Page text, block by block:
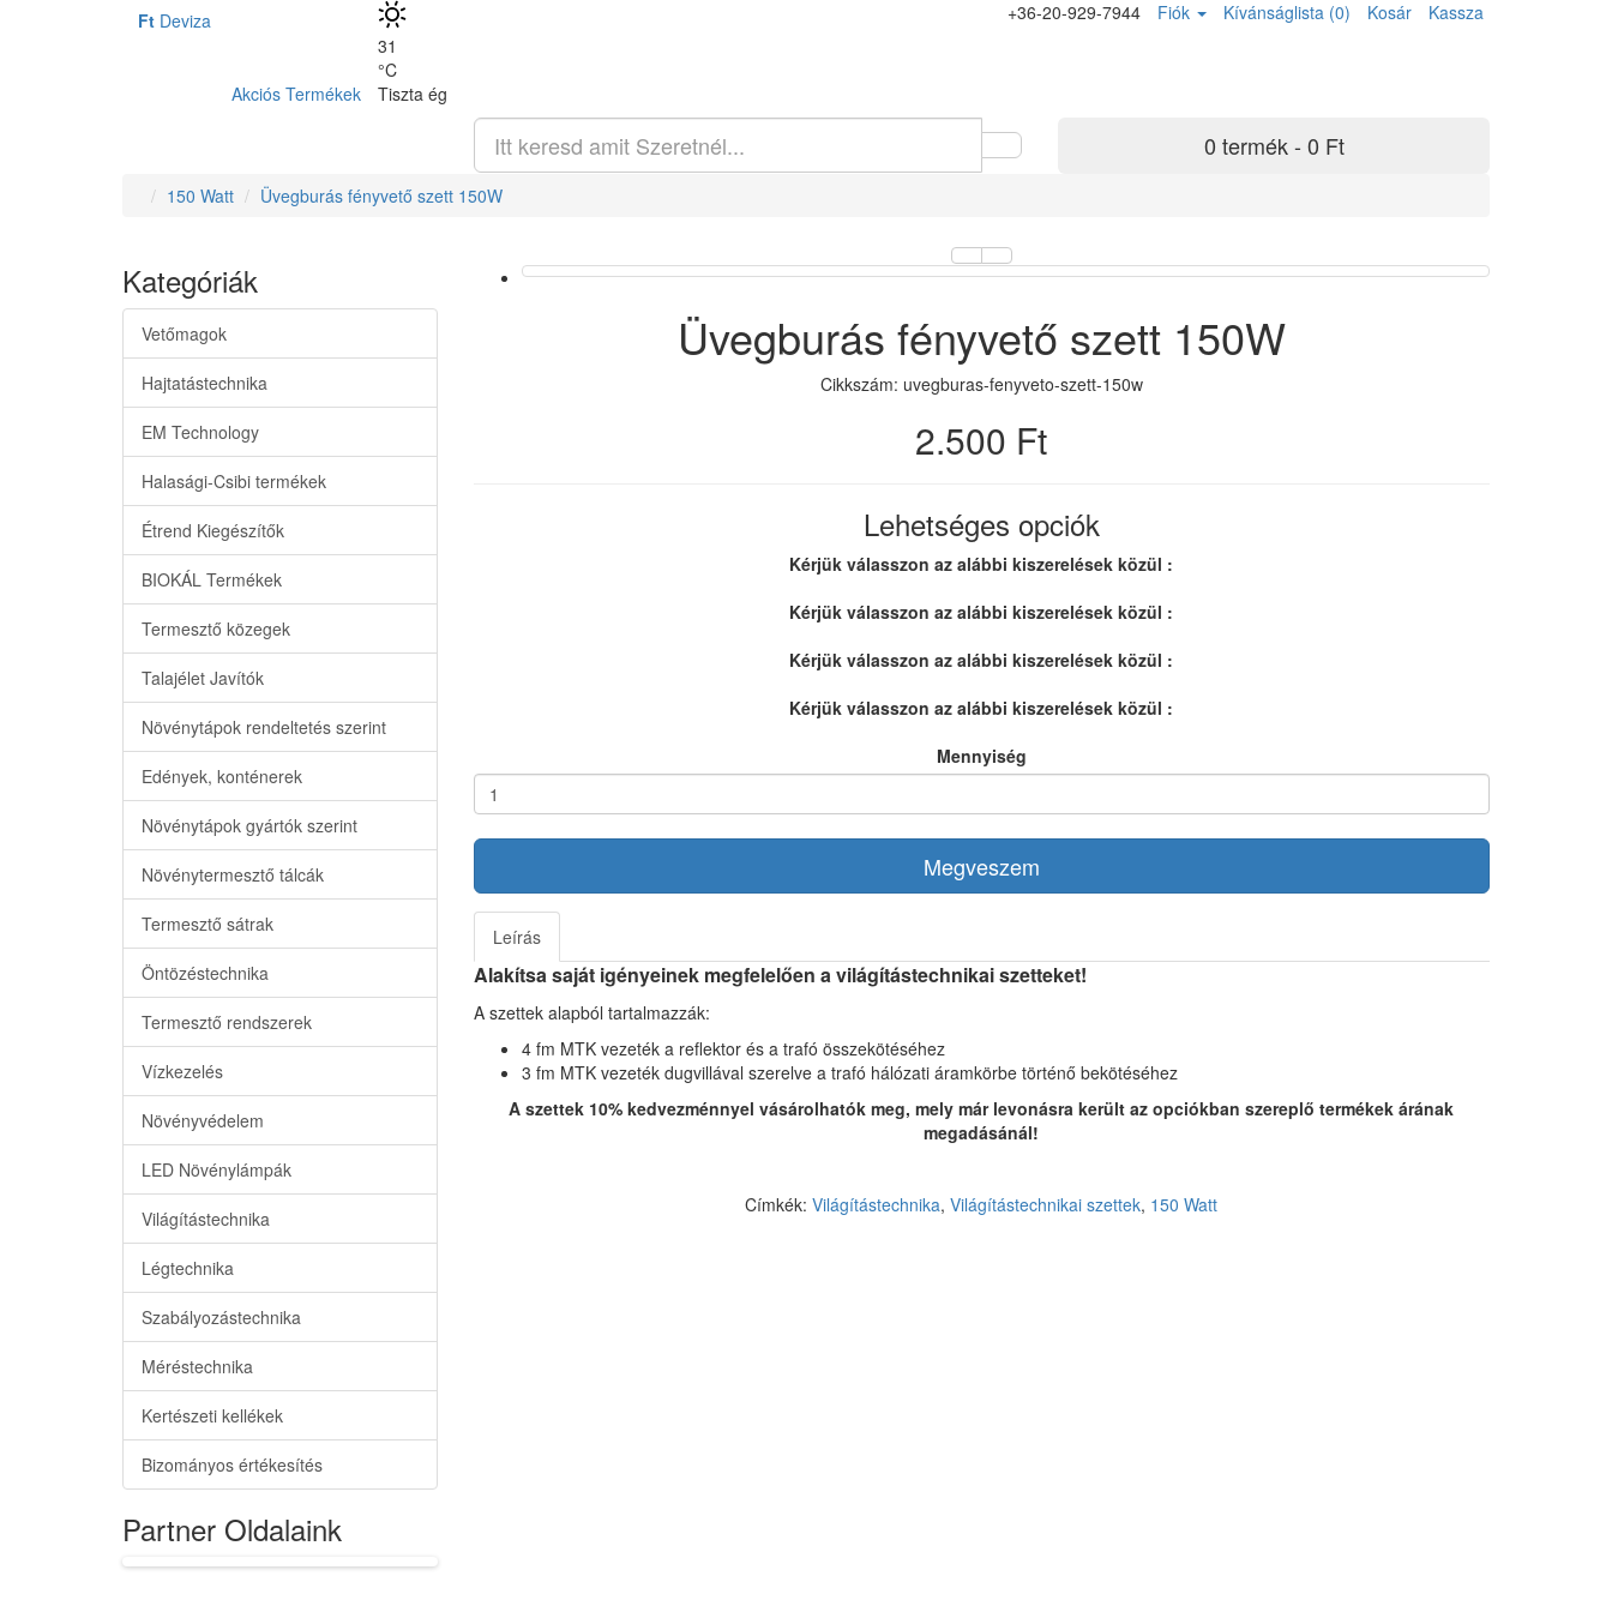
Ft Deviza
Akciós Termékek
31
°C
Tiszta ég
+36-20-929-7944 Fiók Kívánságlista (0) Kosár Kassza
0 termék - 0 Ft
150 Watt Üvegburás fényvető szett 150W
Kategóriák
Vetőmagok
Hajtatástechnika
EM Technology
Halasági-Csibi termékek
Étrend Kiegészítők
BIOKÁL Termékek
Termesztő közegek
Talajélet Javítók
Növénytápok rendeltetés szerint
Edények, konténerek
Növénytápok gyártók szerint
Növénytermesztő tálcák
Termesztő sátrak
Öntözéstechnika
Termesztő rendszerek
Vízkezelés
Növényvédelem
LED Növénylámpák
Világítástechnika
Légtechnika
Szabályozástechnika
Méréstechnika
Kertészeti kellékek
Bizományos értékesítés
Partner Oldalaink
Üvegburás fényvető szett 150W
Cikkszám: uvegburas-fenyveto-szett-150w
2.500 Ft
Lehetséges opciók
Kérjük válasszon az alábbi kiszerelések közül :
Kérjük válasszon az alábbi kiszerelések közül :
Kérjük válasszon az alábbi kiszerelések közül :
Kérjük válasszon az alábbi kiszerelések közül :
Mennyiség
Megveszem
Leírás
Alakítsa saját igényeinek megfelelően a világítástechnikai szetteket!
A szettek alapból tartalmazzák:
4 fm MTK vezeték a reflektor és a trafó összekötéséhez
3 fm MTK vezeték dugvillával szerelve a trafó hálózati áramkörbe történő bekötéséhez
A szettek 10% kedvezménnyel vásárolhatók meg, mely már levonásra került az opciókban szereplő termékek árának
megadásánál!
Címkék:Világítástechnika,Világítástechnikai szettek, 150 Watt